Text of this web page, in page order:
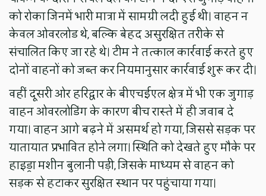
को रोका जिनमें भारी मात्रा में सामग्री लदी हुई थी। वाहन न
केवल ओवरलोड थे, बल्कि बेहद असुरक्षित तरीके से
संचालित किए जा रहे थे। टीम ने तत्काल कार्रवाई करते हुए
दोनों वाहनों को जब्त कर नियमानुसार कार्रवाई शुरू कर दी।
वहीं दूसरी ओर हरिद्वार के बीएचईएल क्षेत्र में भी एक जुगाड़
वाहन ओवरलोडिंग के कारण बीच रास्ते में ही जवाब दे
गया। वाहन आगे बढ़ने में असमर्थ हो गया, जिससे सड़क पर
यातायात प्रभावित होने लगा। स्थिति को देखते हुए मौके पर
हाइड्रा मशीन बुलानी पड़ी, जिसके माध्यम से वाहन को
सड़क से हटाकर सुरक्षित स्थान पर पहुंचाया गया।